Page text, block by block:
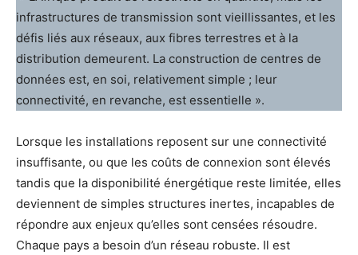
infrastructures de transmission sont vieillissantes, et les
défis liés aux réseaux, aux fibres terrestres et à la
distribution demeurent. La construction de centres de
données est, en soi, relativement simple ; leur
connectivité, en revanche, est essentielle ».
Lorsque les installations reposent sur une connectivité
insuffisante, ou que les coûts de connexion sont élevés
tandis que la disponibilité énergétique reste limitée, elles
deviennent de simples structures inertes, incapables de
répondre aux enjeux qu’elles sont censées résoudre.
Chaque pays a besoin d’un réseau robuste. Il est